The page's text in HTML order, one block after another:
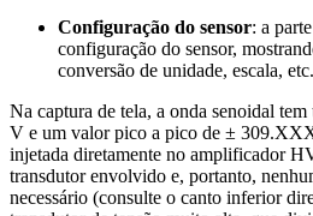
Configuração do sensor: a
configuração do sensor,
conversão de unidade, escala, etc.
Na captura de tela, a onda senoidal
V e um valor pico a pico de ±
injetada diretamente no amplificador
transdutor envolvido e, portanto,
necessário (consulte o canto inferior